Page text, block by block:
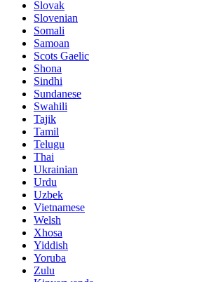
Slovak
Slovenian
Somali
Samoan
Scots Gaelic
Shona
Sindhi
Sundanese
Swahili
Tajik
Tamil
Telugu
Thai
Ukrainian
Urdu
Uzbek
Vietnamese
Welsh
Xhosa
Yiddish
Yoruba
Zulu